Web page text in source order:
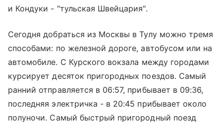
и Кондуки - "тульская Швейцария".
Сегодня добраться из Москвы в Тулу можно тремя
способами: по железной дороге, автобусом или на
автомобиле. С Курского вокзала между городами
курсирует десяток пригородных поездов. Самый
ранний отправляется в 06:57, прибывает в 09:36,
последняя электричка - в 20:45 прибывает около
полуночи. Самый быстрый пригородный поезд